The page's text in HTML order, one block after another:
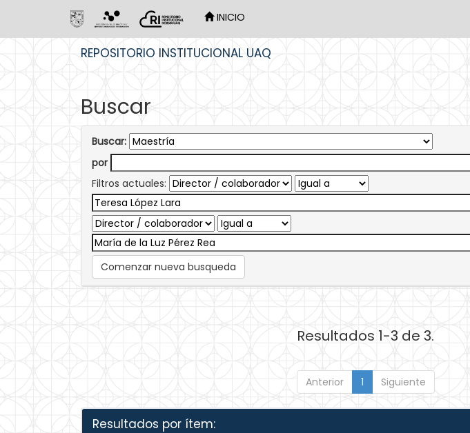
INICIO
REPOSITORIO INSTITUCIONAL UAQ
Buscar
Buscar:
por
Filtros actuales:
Comenzar nueva busqueda
Resultados 1-3 de 3.
Anterior 1 Siguiente
Resultados por ítem: